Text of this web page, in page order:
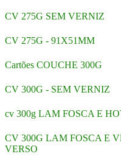
CV 275G SEM VERNIZ
CV 275G - 91X51MM
Cartões COUCHE 300G
CV 300G - SEM VERNIZ
cv 300g LAM FOSCA E
CV 300G LAM FOSCA E
VERSO